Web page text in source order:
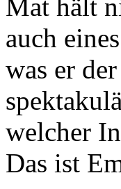
Mat hält
auch
was er
welcher
Das ist